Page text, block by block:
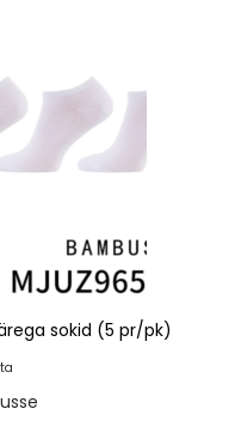
sokid (5 pr/pk)